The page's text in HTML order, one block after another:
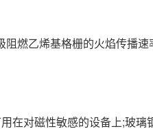
燃乙烯基格栅的火焰传播
对磁性敏感的设备上;玻璃